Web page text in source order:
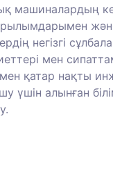
машиналардың
негізгі
мен
қатар нақты
үшін алынған